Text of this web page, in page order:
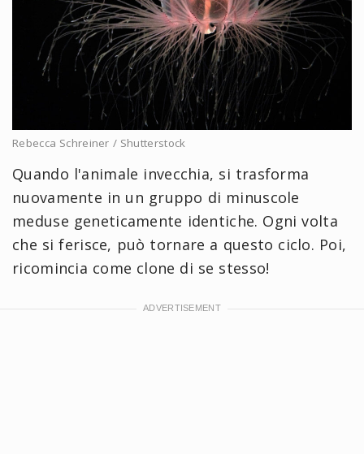
Rebecca Schreiner / Shutterstock
Quando l'animale invecchia, si trasforma
nuovamente in un gruppo di minuscole
meduse geneticamente identiche. Ogni volta
che si ferisce, può tornare a questo ciclo. Poi,
ricomincia come clone di se stesso!